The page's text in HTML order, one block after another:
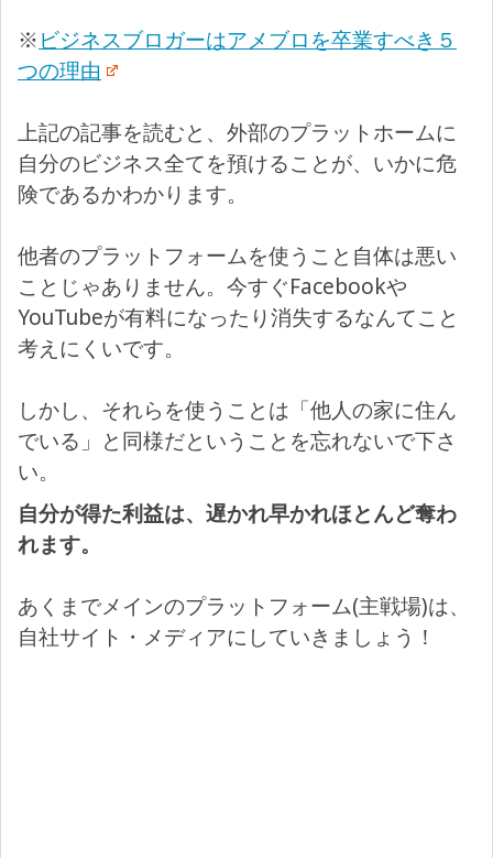
※ビジネスブロガーはアメブロを卒業すべき５
つの理由
上記の記事を読むと、外部のプラットホームに
自分のビジネス全てを預けることが、いかに危
険であるかわかります。
他者のプラットフォームを使うこと自体は悪い
ことじゃありません。今すぐFacebookや
YouTubeが有料になったり消失するなんてこと
考えにくいです。
しかし、それらを使うことは「他人の家に住ん
でいる」と同様だということを忘れないで下さ
い。
自分が得た利益は、遅かれ早かれほとんど奪わ
れます。
あくまでメインのプラットフォーム(主戦場)は、
自社サイト・メディアにしていきましょう！